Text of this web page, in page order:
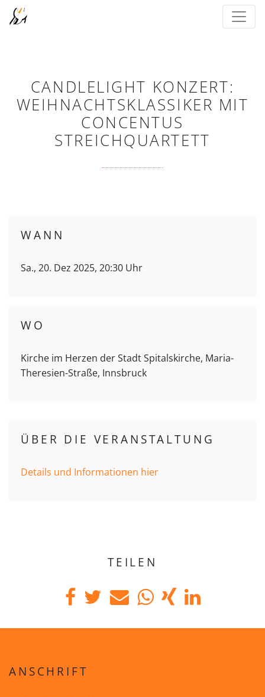
CANDLELIGHT KONZERT:
WEIHNACHTSKLASSIKER MIT
CONCENTUS
STREICHQUARTETT
WANN
Sa., 20. Dez 2025, 20:30 Uhr
WO
Kirche im Herzen der Stadt Spitalskirche, Maria-
Theresien-Straße, Innsbruck
ÜBER DIE VERANSTALTUNG
Details und Informationen hier
TEILEN
ANSCHRIFT